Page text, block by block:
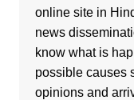
online site in
news
know what is
possible causes
opinions and